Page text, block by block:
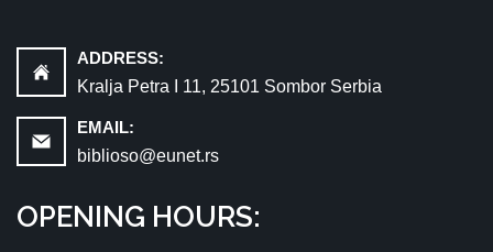
ADDRESS:
Kralja Petra I 11, 25101 Sombor Serbia
EMAIL:
biblioso@eunet.rs
OPENING HOURS: